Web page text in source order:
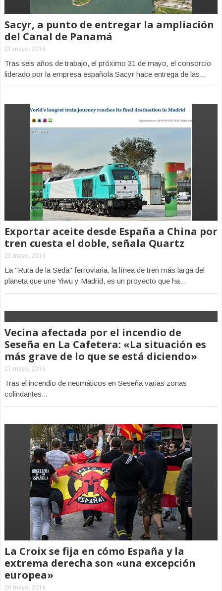
Sacyr, a punto de entregar la ampliación
del Canal de Panamá
23 mayo, 2016
Tras seis años de trabajo, el próximo 31 de mayo, el consorcio
liderado por la empresa española Sacyr hace entrega de las...
Exportar aceite desde España a China por
tren cuesta el doble, señala Quartz
23 mayo, 2016
La "Ruta de la Seda" ferroviaria, la línea de tren más larga del
planeta que une Yiwu y Madrid, es un proyecto que ha...
Vecina afectada por el incendio de
Seseña en La Cafetera: «La situación es
más grave de lo que se está diciendo»
23 mayo, 2016
Tras el incendio de neumáticos en Seseña varias zonas
colindantes...
La Croix se fija en cómo España y la
extrema derecha son «una excepción
europea»
20 mayo, 2016